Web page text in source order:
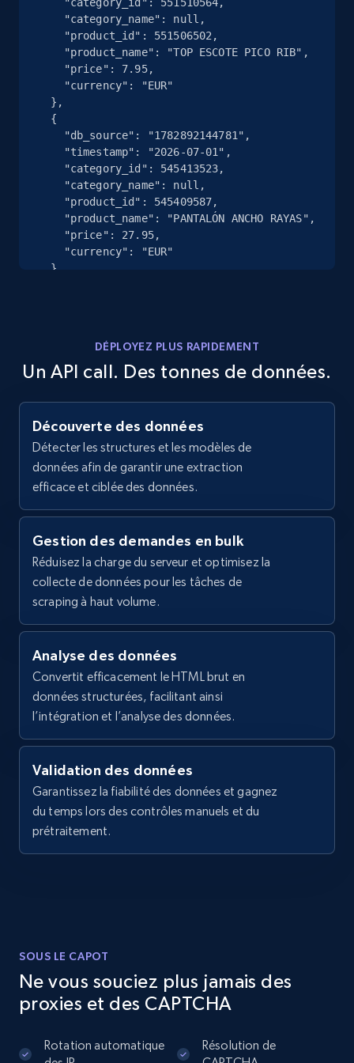
Google Shopping - collects products from
web using keywords
URL, Product id, Title, Product description,
Rating, Reviews count, Images, Variations, and
more.
2.4K+ 199+
Amazon products global dataset
2.1K+ 375+ Essai gratuit
Amazon products global dataset - Collects
products by specific category URL
Title, Seller name, Brand, Description, Initial
more.
2.1K+ 375+ Essai gratuit
Collecting products by keyword search
Title, Seller name, Brand, Description, Initial
price, Currency, Availability, Reviews count, and
more.
Amazon products global dataset - Collects
products by best sellers category URL
2.1K+
Amazon products global dataset - Collect
Amazon products by seller URL
    "product_id": 502824443,
    "price": 97.3,
    "currency": "EUR"
  },
  {
    "db_source": "1783036209082",
    "timestamp": "2026-07-02",
    "category_name": null,
    "product_id": 495439872,
РАМКА ЗА СНИМКИ",
    "price": 22.99,
    "currency": "EUR"
  {
    "db_source": "1783036209082",
    "timestamp": "2026-07-02",
    "category_id": 545421955,
    "category_name": null,
    "product_id": 545413672,
ЧАЙ",
    "price": 8.99,
    "currency": "EUR"
  }
]
DÉPLOYEZ PLUS RAPIDEMENT
Un API call. Des tonnes de données.
Découverte des données
Détecter les structures et les modèles de
données afin de garantir une extraction
efficace et ciblée des données.
Gestion des demandes en bulk
Réduisez la charge du serveur et optimisez la
collecte de données pour les tâches de
scraping à haut volume.
Analyse des données
Convertit efficacement le HTML brut en
données structurées, facilitant ainsi
l’intégration et l’analyse des données.
Validation des données
Garantissez la fiabilité des données et gagnez
du temps lors des contrôles manuels et du
prétraitement.
SOUS LE CAPOT
Ne vous souciez plus jamais des
proxies et des CAPTCHA
Rotation automatique
Résolution de